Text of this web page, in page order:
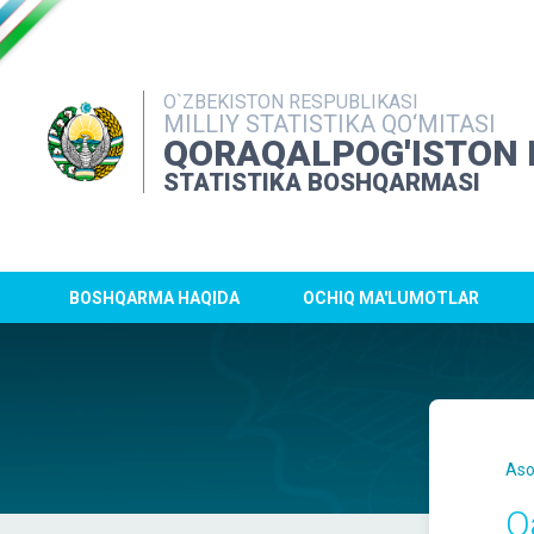
O`ZBEKISTON RESPUBLIKASI
MILLIY STATISTIKA QO‘MITASI
QORAQALPOG'ISTON
STATISTIKA BOSHQARMASI
BOSHQARMA HAQIDA OCHIQ MA'LUMOTLAR